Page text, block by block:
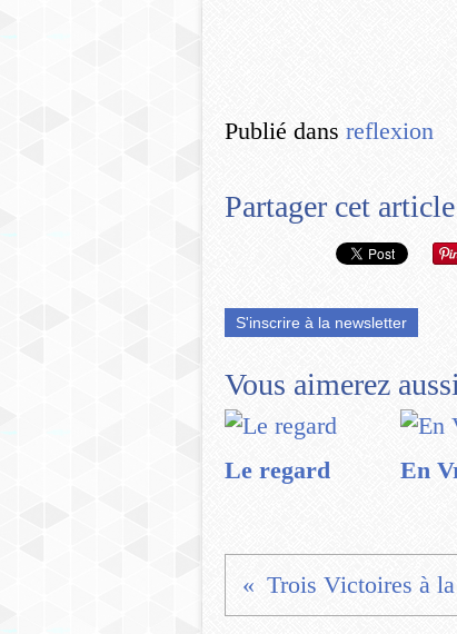
Publié dans reflexion
Partager cet article
S'inscrire à la newsletter
Vous aimerez
Le regard
En